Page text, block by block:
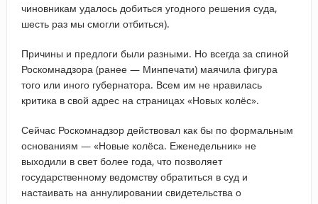
чиновникам удалось добиться угодного решения суда,
шесть раз мы смогли отбиться).
Причины и предлоги были разными. Но всегда за спиной
Роскомнадзора (ранее — Минпечати) маячила фигура
того или иного губернатора. Всем им не нравилась
критика в свой адрес на страницах «Новых колёс».
Сейчас Роскомнадзор действовал как бы по формальным
основаниям — «Новые колёса. Еженедельник» не
выходили в свет более года, что позволяет
государственному ведомству обратиться в суд и
настаивать на аннулировании свидетельства о